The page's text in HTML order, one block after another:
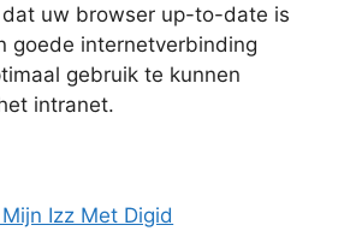
dat uw browser up-to-date is
goede internetverbinding
gebruik te kunnen
intranet.
Izz Met Digid